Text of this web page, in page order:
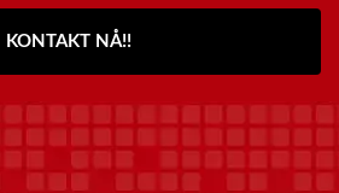
KONTAKT NÅ!!